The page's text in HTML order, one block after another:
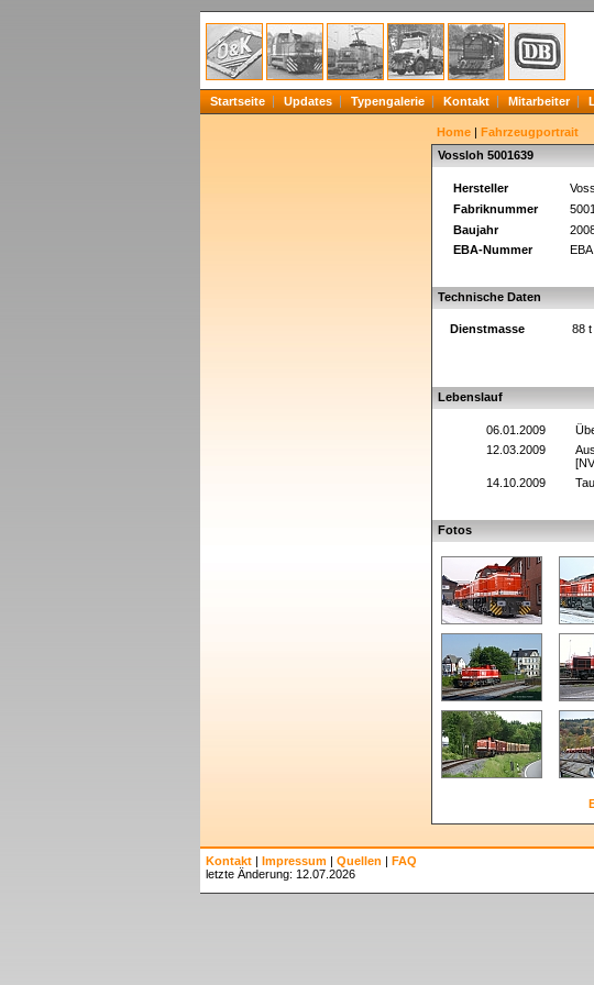
Startseite Updates Typengalerie Kontakt Mitarbeiter
Home | Fahrzeugportrait
Vossloh 5001639
Hersteller
Fabriknummer
Baujahr
EBA-Nummer
Technische Daten
Dienstmasse 88 t
Lebenslauf
06.01.2009
12.03.2009
14.10.2009
Fotos
Kontakt | Impressum | Quellen | FAQ
letzte Änderung: 12.07.2026